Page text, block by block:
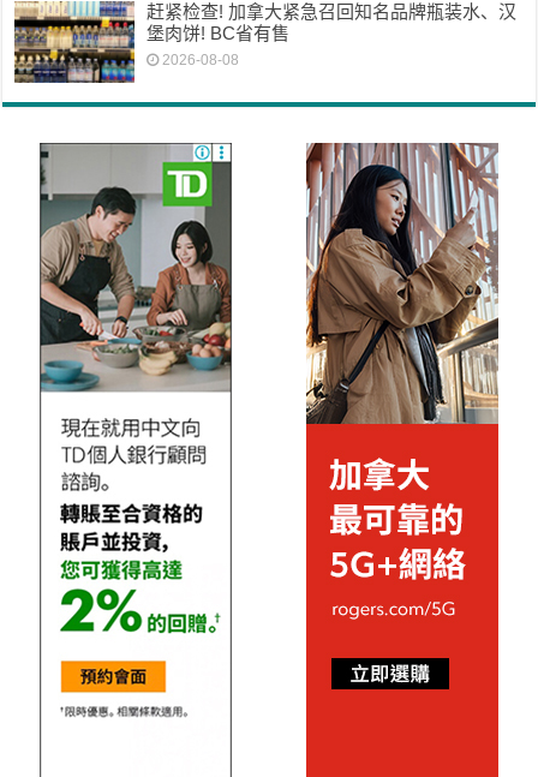
赶紧检查! 加拿大紧急召回知名品牌瓶装水、汉
堡肉饼! BC省有售
2026-08-08